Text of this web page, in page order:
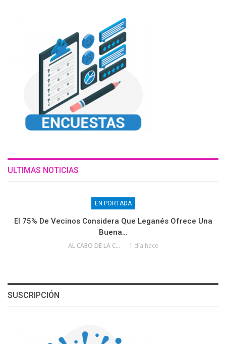
ULTIMAS NOTICIAS
EN PORTADA
El 75% De Vecinos Considera Que Leganés Ofrece Una
Buena…
AL CABO DE LA CALLE 1 día hace
SUSCRIPCIÓN